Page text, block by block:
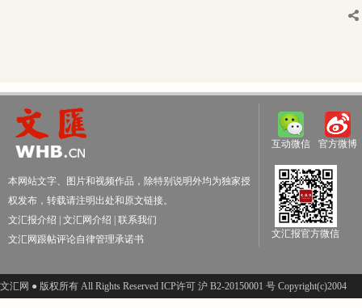
本网站文字、图片和视频作品，除特别说明外均为独家授
权发布，转载请注明出处和原文链接。
文汇报介绍
文汇网介绍
联系我们
文汇网跟帖评论自律管理承诺书
互动微信 官方微博
文汇报官方微信
文汇网 ● 版权所有 All Rights Reserved ICP许可 沪 B2-20150001 号 Copyright(c)2004